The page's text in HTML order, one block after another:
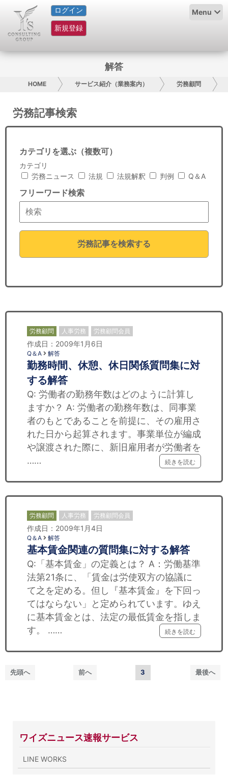
ログイン
新規登録
Menu
HOME
サービス紹介
グループ概要
採用情報
日本人にPR
コンサルティング
リサーチ
セミナー
経済ニュース
飲食店情報
解答
HOME サービス紹介（業務案内） 労務顧問
労務記事検索
カテゴリを選ぶ（複数可）
カテゴリ
労務ニュース
法規 法規解釈 判例 Q＆A
フリーワード検索
労務記事を検索する
労務顧問 人事労務 労務顧問会員
作成日：2009年1月6日
Q＆A 解答
勤務時間、休憩、休日関係質問集に対
する解答
Q: 労働者の勤務年数はどのように計算し
ますか？ A: 労働者の勤務年数は、同事業
者のもとであることを前提に、その雇用さ
れた日から起算されます。事業単位が編成
や譲渡された際に、新旧雇用者が労働者を
……
続きを読む
労務顧問 人事労務 労務顧問会員
作成日：2009年1月4日
Q＆A 解答
基本賃金関連の質問集に対する解答
Q:「基本賃金」の定義とは？ A：労働基準
法第21条に、「賃金は労使双方の協議に
て之を定める。但し『基本賃金』を下回っ
てはならない」と定められています。ゆえ
に基本賃金とは、法定の最低賃金を指しま
す。 ……
続きを読む
先頭へ 前へ 3 最後へ
ワイズニュース速報サービス
LINE WORKS